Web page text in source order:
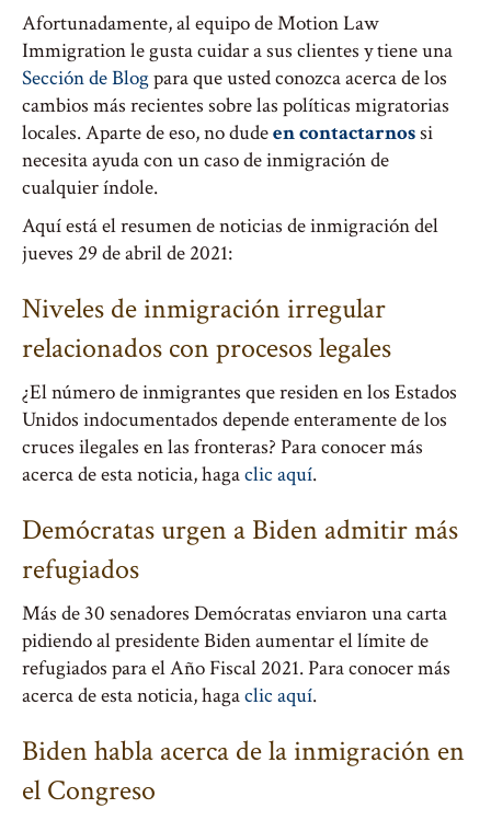
Afortunadamente, al equipo de Motion Law
Immigration le gusta cuidar a sus clientes y tiene una
Sección de Blogpara que usted conozca acerca de los
cambios más recientes sobre las políticas migratorias
locales. Aparte de eso, no dudeen contactarnossi
necesita ayuda con un caso de inmigración de
cualquier índole.
Aquí está el resumen de noticias de inmigración del
jueves 29 de abril de 2021:
Niveles de inmigración irregular
relacionados con procesos legales
¿El número de inmigrantes que residen en los Estados
Unidos indocumentados depende enteramente de los
cruces ilegales en las fronteras? Para conocer más
acerca de esta noticia, hagaclic aquí.
Demócratas urgen a Biden admitir más
refugiados
Más de 30 senadores Demócratas enviaron una carta
pidiendo al presidente Biden aumentar el límite de
refugiados para el Año Fiscal 2021. Para conocer más
acerca de esta noticia, hagaclic aquí.
Biden habla acerca de la inmigración en
el Congreso